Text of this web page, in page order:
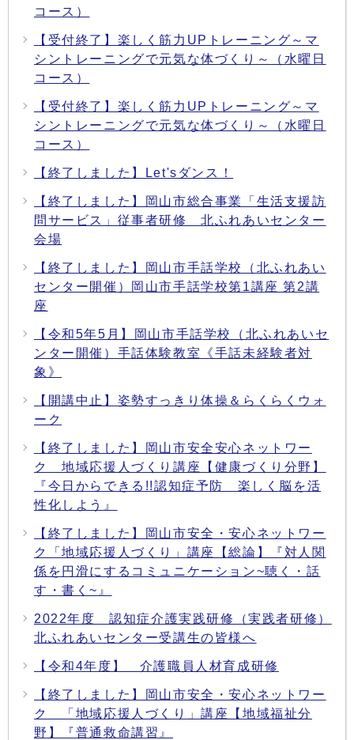
コース）
【受付終了】楽しく筋力UPトレーニング～マ
シントレーニングで元気な体づくり～（水曜日
コース）
【受付終了】楽しく筋力UPトレーニング～マ
シントレーニングで元気な体づくり～（水曜日
コース）
【終了しました】Let'sダンス！
【終了しました】岡山市総合事業「生活支援訪
問サービス」従事者研修 北ふれあいセンター
会場
【終了しました】岡山市手話学校（北ふれあい
センター開催）岡山市手話学校第1講座 第2講
座
【令和5年5月】岡山市手話学校（北ふれあいセ
ンター開催）手話体験教室《手話未経験者対
象》
【開講中止】姿勢すっきり体操＆らくらくウォ
ーク
【終了しました】岡山市安全安心ネットワー
ク 地域応援人づくり講座【健康づくり分野】
『今日からできる!!認知症予防 楽しく脳を活
性化しよう』
【終了しました】岡山市安全・安心ネットワー
ク「地域応援人づくり」講座【総論】『対人関
係を円滑にするコミュニケーション~聴く・話
す・書く~』
2022年度 認知症介護実践研修（実践者研修）
北ふれあいセンター受講生の皆様へ
【令和4年度】 介護職員人材育成研修
【終了しました】岡山市安全・安心ネットワー
ク 「地域応援人づくり」講座【地域福祉分
野】『普通救命講習』